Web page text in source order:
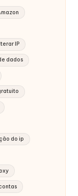
IP
dados
do ip